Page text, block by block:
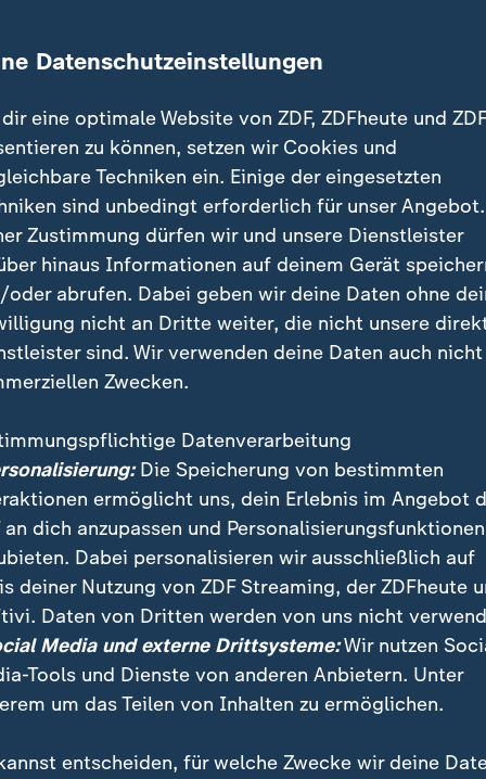
verheerenden Flut schaut der Länderspiegel ins
dort heute? Was hat sich beim Hochwasserschutz
Flut im Ahrtal zeigt der "Länderspiegel" in einer
der Katastrophe bis heute sind.
voran? Wo hakt es noch – wo stehen
dauerhaften Provisorium? Und wie geht es den
haben?
Fehring geht diesen Fragen nach und trifft Betroffene.
den Studios Rheinland-Pfalz und Nordrhein-
die Flut noch längst nicht vorbei. Die Wunden
nach psychologischer Unterstützung ist weiterhin
kommt der oft zermürbende Kampf um
auch: Wie steht es um den Hochwasserschutz? Ist
Katastrophe vorbereitet?
Datenschutzeinstellungen
eine optimale Website von ZDF, ZDFheute und
zu können, setzen wir Cookies und
Techniken ein. Einige der eingesetzten
sind unbedingt erforderlich für unser
Zustimmung dürfen wir und unsere Dienstleister
hinaus Informationen auf deinem Gerät
oder abrufen. Dabei geben wir deine Daten ohne
nicht an Dritte weiter, die nicht unsere
sind. Wir verwenden deine Daten auch nicht
Zwecken.
Datenverarbeitung
Die Speicherung von bestimmten
ermöglicht uns, dein Erlebnis im Angebot
an dich anzupassen und Personalisierungsfunktionen
Dabei personalisieren wir ausschließlich auf
deiner Nutzung von ZDF Streaming, der ZDFheute
Daten von Dritten werden von uns nicht
Media und externe Drittsysteme:Wir nutzen
Tools und Dienste von anderen Anbietern. Unter
um das Teilen von Inhalten zu ermöglichen.
entscheiden, für welche Zwecke wir deine